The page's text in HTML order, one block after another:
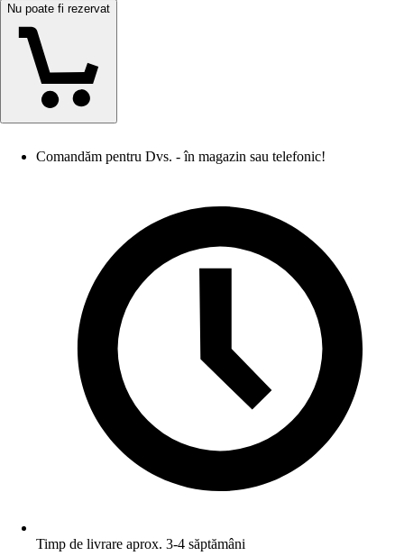
Nu poate fi rezervat
Comandăm pentru Dvs. - în magazin sau telefonic!
Timp de livrare aprox. 3-4 săptămâni